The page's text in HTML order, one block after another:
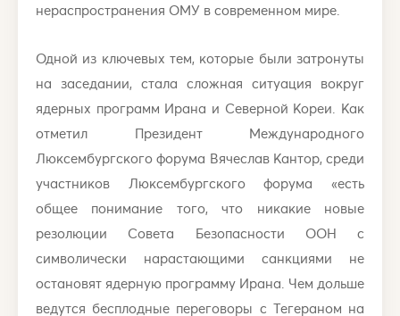
нераспространения ОМУ в современном мире.
Одной из ключевых тем, которые были затронуты
на заседании, стала сложная ситуация вокруг
ядерных программ Ирана и Северной Кореи. Как
отметил Президент Международного
Люксембургского форума Вячеслав Кантор, среди
участников Люксембургского форума «есть
общее понимание того, что никакие новые
резолюции Совета Безопасности ООН с
символически нарастающими санкциями не
остановят ядерную программу Ирана. Чем дольше
ведутся бесплодные переговоры с Тегераном на